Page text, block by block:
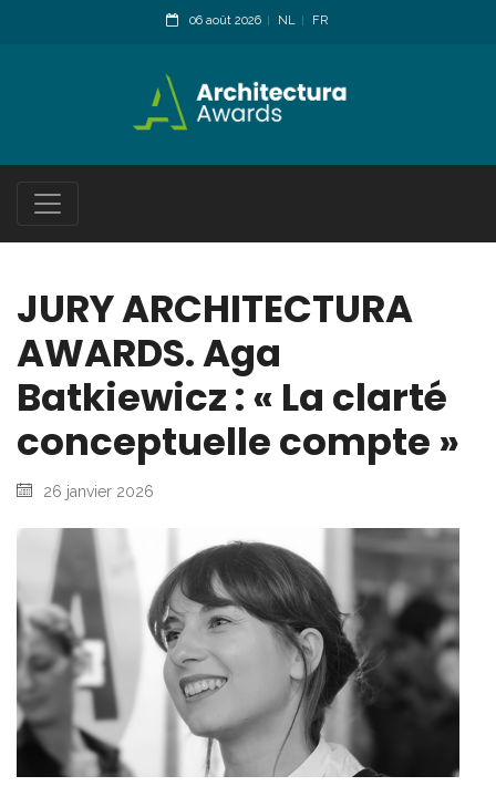
06 août 2026 NL FR
JURY ARCHITECTURA
AWARDS. Aga
Batkiewicz : « La clarté
conceptuelle compte »
26 janvier 2026